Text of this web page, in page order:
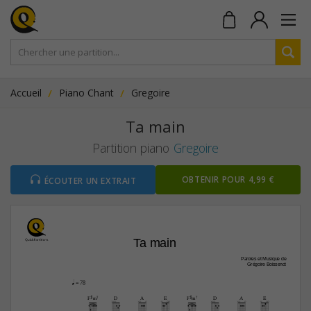
Accueil Piano Chant Gregoire
Ta main
Partition piano Gregoire
ÉCOUTER UN EXTRAIT OBTENIR POUR 4,99 €
Ta main
Paroles et Musique de
Grégoire Boissenot
F#m7 D A E F#m7 D A E
q = 78